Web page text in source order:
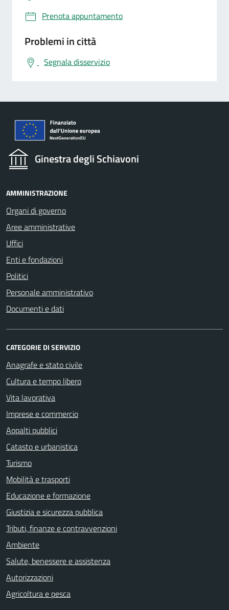
Prenota appuntamento
Problemi in città
Segnala disservizio
Ginestra degli Schiavoni
AMMINISTRAZIONE
Organi di governo
Aree amministrative
Uffici
Enti e fondazioni
Politici
Personale amministrativo
Documenti e dati
CATEGORIE DI SERVIZIO
Anagrafe e stato civile
Cultura e tempo libero
Vita lavorativa
Imprese e commercio
Appalti pubblici
Catasto e urbanistica
Turismo
Mobilità e trasporti
Educazione e formazione
Giustizia e sicurezza pubblica
Tributi, finanze e contravvenzioni
Ambiente
Salute, benessere e assistenza
Autorizzazioni
Agricoltura e pesca